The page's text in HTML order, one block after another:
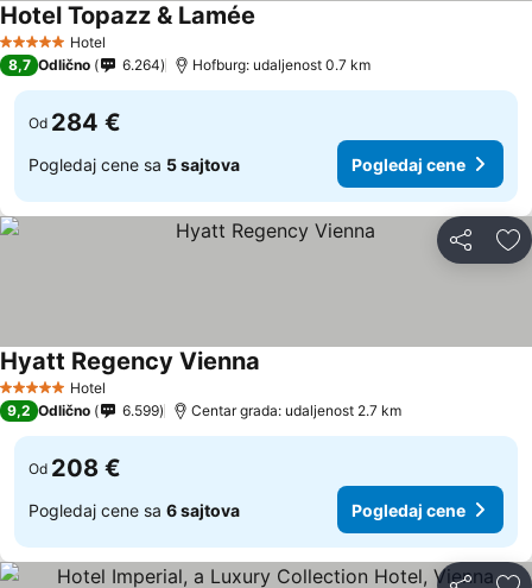
5 ZvezdiceHotel
Hotel Topazz & Lamée
8,7 Odlično 6.264 Hofburg: udaljenost 0.7 km
Od 284 €
Pogledaj cene sa 5 sajtova Pogledaj cene
Deli
5 ZvezdiceHotel
Hyatt Regency Vienna
9,2 Odlično 6.599 Centar grada: udaljenost 2.7 km
Od 208 €
Pogledaj cene sa 6 sajtova Pogledaj cene